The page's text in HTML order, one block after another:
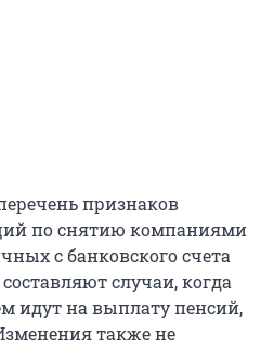
признаков
по снятию компаниями
с банковского счета
случаи, когда
идут на выплату пенсий,
также не